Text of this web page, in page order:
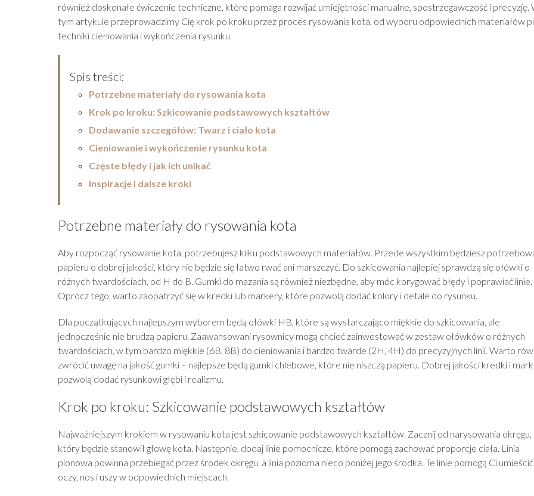
również doskonałe ćwiczenie techniczne, które pomaga rozwijać umiejętności manualne, spostrzegawczość i precyzję.
tym artykule przeprowadzimy Cię krok po kroku przez proces rysowania kota, od wyboru odpowiednich materiałów
techniki cieniowania i wykończenia rysunku.
Spis treści:
Potrzebne materiały do rysowania kota
Krok po kroku: Szkicowanie podstawowych kształtów
Dodawanie szczegółów: Twarz i ciało kota
Cieniowanie i wykończenie rysunku kota
Częste błędy i jak ich unikać
Inspiracje i dalsze kroki
Potrzebne materiały do rysowania kota
Aby rozpocząć rysowanie kota, potrzebujesz kilku podstawowych materiałów. Przede wszystkim będziesz
papieru o dobrej jakości, który nie będzie się łatwo rwać ani marszczyć. Do szkicowania najlepiej sprawdzą się ołówki o
różnych twardościach, od H do B. Gumki do mazania są również niezbędne, aby móc korygować błędy i poprawiać linie.
Oprócz tego, warto zaopatrzyć się w kredki lub markery, które pozwolą dodać kolory i detale do rysunku.
Dla początkujących najlepszym wyborem będą ołówki HB, które są wystarczająco miękkie do szkicowania, ale
jednocześnie nie brudzą papieru. Zaawansowani rysownicy mogą chcieć zainwestować w zestaw ołówków o różnych
twardościach, w tym bardzo miękkie (6B, 8B) do cieniowania i bardzo twarde (2H, 4H) do precyzyjnych linii. Warto
zwrócić uwagę na jakość gumki – najlepsze będą gumki chlebowe, które nie niszczą papieru. Dobrej jakości kredki i
pozwolą dodać rysunkowi głębi i realizmu.
Krok po kroku: Szkicowanie podstawowych kształtów
Najważniejszym krokiem w rysowaniu kota jest szkicowanie podstawowych kształtów. Zacznij od narysowania okręgu,
który będzie stanowił głowę kota. Następnie, dodaj linie pomocnicze, które pomogą zachować proporcje ciała. Linia
pionowa powinna przebiegać przez środek okręgu, a linia pozioma nieco poniżej jego środka. Te linie pomogą Ci umieścić
oczy, nos i uszy w odpowiednich miejscach.